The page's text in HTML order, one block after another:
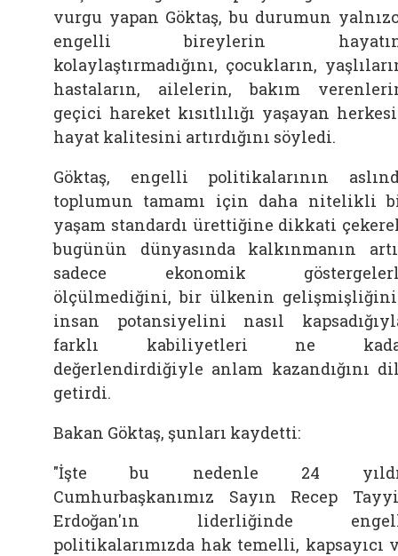
vurgu yapan Göktaş, bu durumun
engelli bireylerin
kolaylaştırmadığını, çocukların,
hastaların, ailelerin, bakım
geçici hareket kısıtlılığı yaşayan
hayat kalitesini artırdığını söyledi.
Göktaş, engelli politikalarının
toplumun tamamı için daha nitelikli
yaşam standardı ürettiğine dikkati
bugünün dünyasında kalkınmanın
sadece ekonomik
ölçülmediğini, bir ülkenin
insan potansiyelini nasıl
farklı kabiliyetleri ne
değerlendirdiğiyle anlam kazandığını
getirdi.
Bakan Göktaş, şunları kaydetti:
"İşte bu nedenle 24
Cumhurbaşkanımız Sayın Recep
Erdoğan'ın liderliğinde
politikalarımızda hak temelli, kapsayıcı